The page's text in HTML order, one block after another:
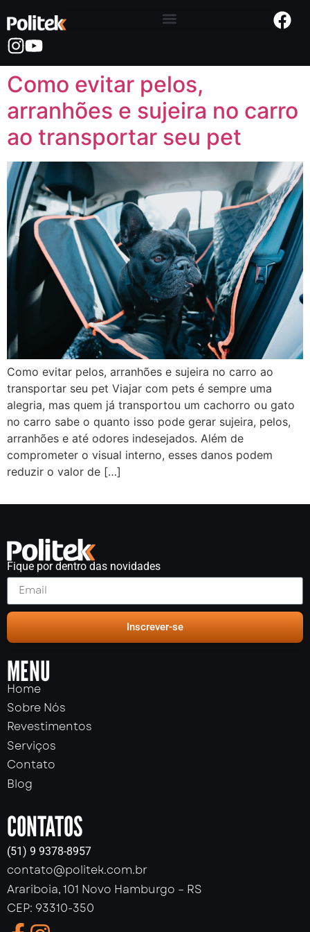
Como evitar pelos,
arranhões e sujeira no carro
ao transportar seu pet
Como evitar pelos, arranhões e sujeira no carro ao
transportar seu pet Viajar com pets é sempre uma
alegria, mas quem já transportou um cachorro ou gato
no carro sabe o quanto isso pode gerar sujeira, pelos,
arranhões e até odores indesejados. Além de
comprometer o visual interno, esses danos podem
reduzir o valor de […]
Fique por dentro das novidades
Inscrever-se
MENU
Home
Sobre Nós
Revestimentos
Serviços
Contato
Blog
CONTATOS
(51) 9 9378-8957
contato@politek.com.br
Arariboia, 101 Novo Hamburgo – RS
CEP: 93310-350